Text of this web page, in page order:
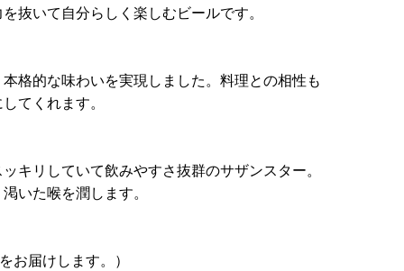
抜いて自分らしく楽しむビールです。
格的な味わいを実現しました。料理との相性も
てくれます。
キリしていて飲みやすさ抜群のサザンスター。
いた喉を潤します。
お届けします。）